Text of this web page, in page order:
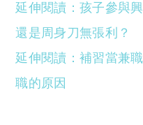
延伸閱讀：孩子參與
還是周身刀無張利？
延伸閱讀：補習當兼
職的原因